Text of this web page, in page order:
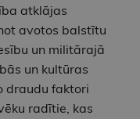
atklājas
avotos balstītu
un militārajā
un kultūras
draudu faktori
radītie, kas